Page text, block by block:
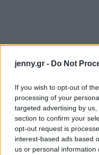
jenny.gr - Do Not
If you wish to opt-out of
processing of your
targeted advertising by
section to confirm your
opt-out request is
interest-based ads based
us or personal